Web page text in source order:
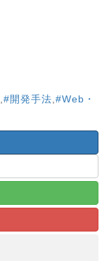
#開発手法 #Web・